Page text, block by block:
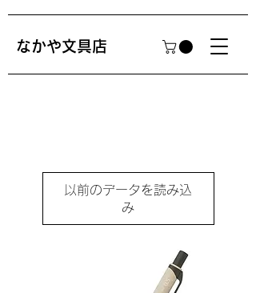
​なかや文具店
以前のデータを読み込
み